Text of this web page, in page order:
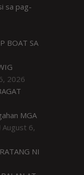
sa pag-
BOAT SA
2026
MGA
August 6,
NI